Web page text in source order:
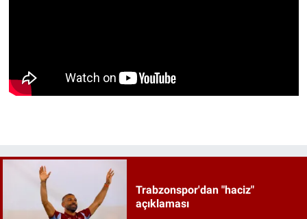
Trabzonspor'dan "haciz"
açıklaması